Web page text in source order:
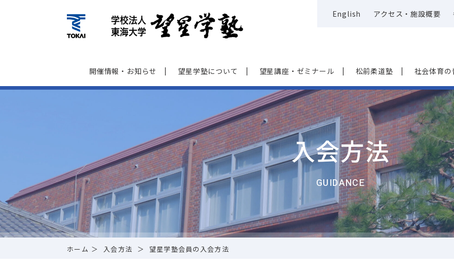
English アクセス・施設概要
開催情報‧お知らせ 望星学塾について 望星講座・ゼミナール 松前柔道塾 社会体育の
入会方法
GUIDANCE
ホーム 入会方法 望星学塾会員の入会方法